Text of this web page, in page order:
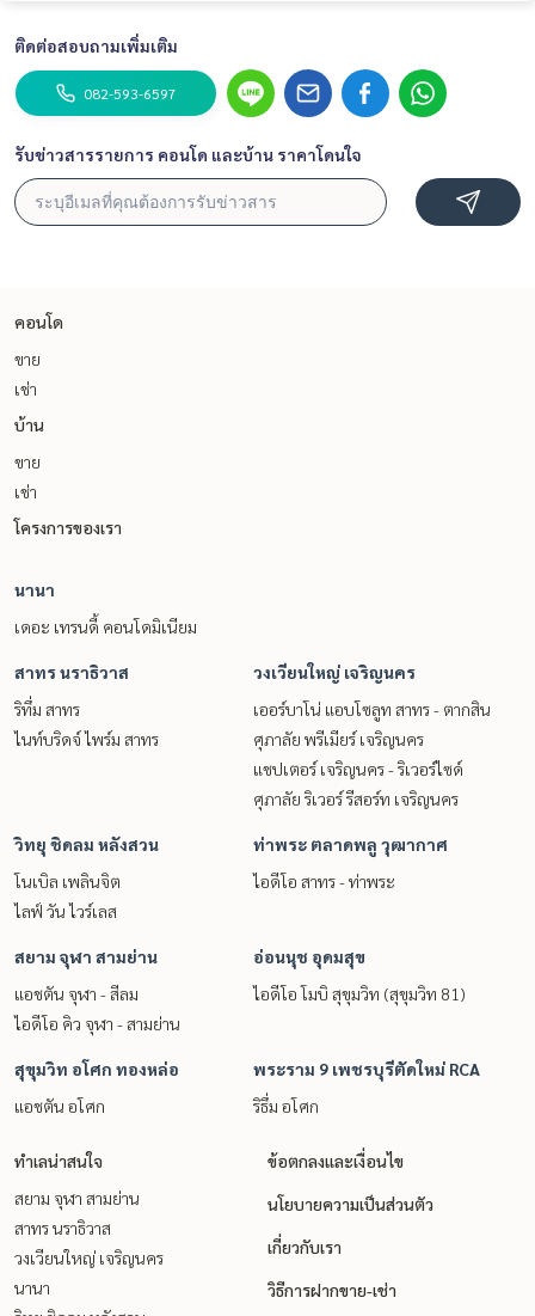
ติดต่อสอบถามเพิ่มเติม
082-593-6597
รับข่าวสารรายการ คอนโด และบ้าน ราคาโดนใจ
คอนโด
ขาย
เช่า
บ้าน
ขาย
เช่า
โครงการของเรา
นานา
เดอะ เทรนดี้ คอนโดมิเนียม
สาทร นราธิวาส
ริทึ่ม สาทร
ไนท์บริดจ์ ไพร์ม สาทร
วงเวียนใหญ่ เจริญนคร
เออร์บาโน่ แอบโซลูท สาทร - ตากสิน
ศุภาลัย พรีเมียร์ เจริญนคร
แชปเตอร์ เจริญนคร - ริเวอร์ไซด์
ศุภาลัย ริเวอร์ รีสอร์ท เจริญนคร
วิทยุ ชิดลม หลังสวน
โนเบิล เพลินจิต
ไลฟ์ วัน ไวร์เลส
ท่าพระ ตลาดพลู วุฒากาศ
ไอดีโอ สาทร - ท่าพระ
สยาม จุฬา สามย่าน
แอชตัน จุฬา - สีลม
ไอดีโอ คิว จุฬา - สามย่าน
อ่อนนุช อุดมสุข
ไอดีโอ โมบิ สุขุมวิท (สุขุมวิท 81)
สุขุมวิท อโศก ทองหล่อ
แอชตัน อโศก
พระราม 9 เพชรบุรีตัดใหม่ RCA
ริธึ่ม อโศก
ทำเลน่าสนใจ
สยาม จุฬา สามย่าน
สาทร นราธิวาส
วงเวียนใหญ่ เจริญนคร
นานา
ข้อตกลงและเงื่อนไข
นโยบายความเป็นส่วนตัว
เกี่ยวกับเรา
วิธีการฝากขาย-เช่า